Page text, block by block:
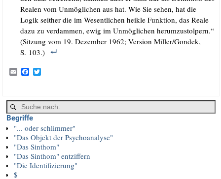
Rea­len vom Unmög­li­chen aus hat. Wie Sie sehen, hat die
Logik seit­her die im Wesent­li­chen heik­le Funk­ti­on, das Rea­le
dazu zu ver­dam­men, ewig im Unmög­li­chen her­um­zu­stol­pern.“
(Sit­zung vom 19. Dezem­ber 1962; Ver­si­on Miller/​Gondek,
S. 103.)
E
m
l
F
a
b
o
o
k
T
w
t
e
Begriffe
"... oder schlimmer"
"Das Objekt der Psychoanalyse"
"Das Sinthom"
"Das Sinthom" entziffern
"Die Identifizierung"
$